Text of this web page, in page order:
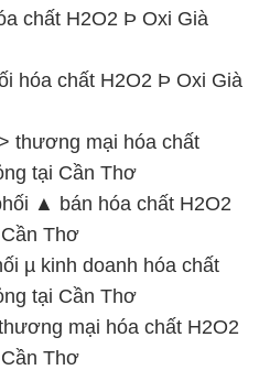
chất H2O2 Þ Oxi Già
hóa chất H2O2 Þ Oxi Già
thương mại hóa chất
tại Cần Thơ
▲ bán hóa chất H2O2
Thơ
µ kinh doanh hóa chất
tại Cần Thơ
mại hóa chất H2O2
Thơ